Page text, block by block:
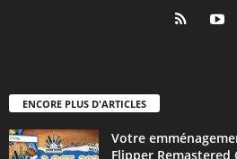
ENCORE PLUS D'ARTICLES
Votre
Flipper Remastered